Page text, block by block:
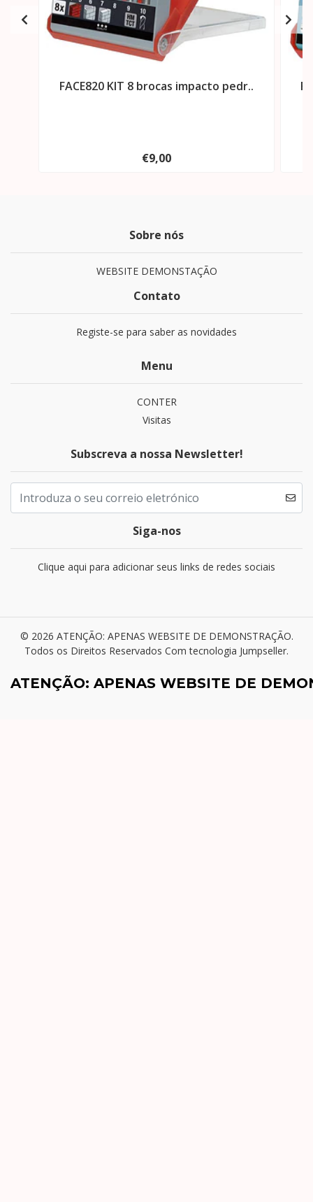
FACE820 KIT 8 brocas impacto pedr..
€9,00
Sobre nós
WEBSITE DEMONSTAÇÃO
Contato
Registe-se para saber as novidades
Menu
CONTER
Visitas
Subscreva a nossa Newsletter!
Siga-nos
Clique aqui para adicionar seus links de redes sociais
© 2026 ATENÇÃO: APENAS WEBSITE DE DEMONSTRAÇÃO.
Todos os Direitos Reservados Com tecnologia Jumpseller.
ATENÇÃO: APENAS WEBSITE DE